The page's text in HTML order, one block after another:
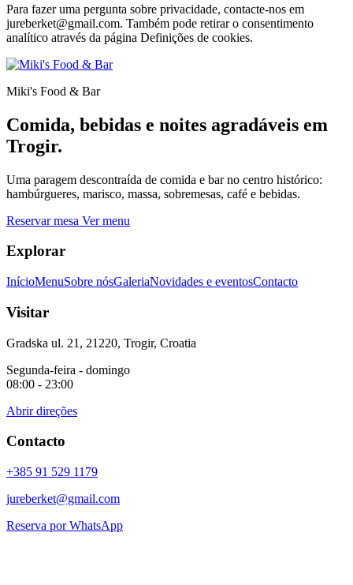
Para fazer uma pergunta sobre privacidade, contacte-nos em
jureberket@gmail.com. Também pode retirar o consentimento
analítico através da página Definições de cookies.
Miki's Food & Bar
Comida, bebidas e noites agradáveis em
Trogir.
Uma paragem descontraída de comida e bar no centro histórico:
hambúrgueres, marisco, massa, sobremesas, café e bebidas.
Reservar mesa Ver menu
Explorar
InícioMenuSobre nósGaleriaNovidades e eventosContacto
Visitar
Gradska ul. 21, 21220, Trogir, Croatia
Segunda-feira - domingo
08:00 - 23:00
Abrir direções
Contacto
+385 91 529 1179
jureberket@gmail.com
Reserva por WhatsApp